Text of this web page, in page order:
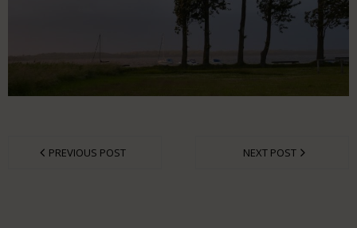
PREVIOUS POST NEXT POST